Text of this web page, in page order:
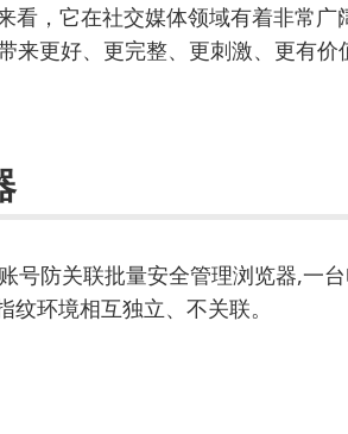
，它在社交媒体领域有着非常广
来更好、更完整、更刺激、更有价
号防关联批量安全管理浏览器,一
环境相互独立、不关联。